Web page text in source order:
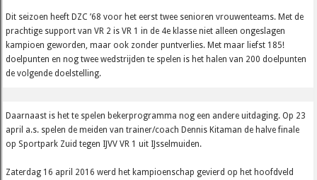
Dit seizoen heeft DZC ’68 voor het eerst twee senioren vrouwenteams. Met de
prachtige support van VR 2 is VR 1 in de 4e klasse niet alleen ongeslagen
kampioen geworden, maar ook zonder puntverlies. Met maar liefst 185!
doelpunten en nog twee wedstrijden te spelen is het halen van 200 doelpunten
de volgende doelstelling.
Daarnaast is het te spelen bekerprogramma nog een andere uitdaging. Op 23
april a.s. spelen de meiden van trainer/coach Dennis Kitaman de halve finale
op Sportpark Zuid tegen IJVV VR 1 uit IJsselmuiden.
Zaterdag 16 april 2016 werd het kampioenschap gevierd op het hoofdveld